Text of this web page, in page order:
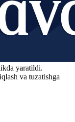
yaratildi.
va tuzatishga